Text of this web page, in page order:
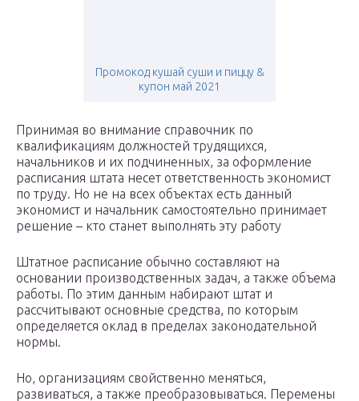
Промокод кушай суши и пиццу &
купон май 2021
Принимая во внимание справочник по
квалификациям должностей трудящихся,
начальников и их подчиненных, за оформление
расписания штата несет ответственность экономист
по труду. Но не на всех объектах есть данный
экономист и начальник самостоятельно принимает
решение – кто станет выполнять эту работу
Штатное расписание обычно составляют на
основании производственных задач, а также объема
работы. По этим данным набирают штат и
рассчитывают основные средства, по которым
определяется оклад в пределах законодательной
нормы.
Но, организациям свойственно меняться,
развиваться, а также преобразовываться. Перемены